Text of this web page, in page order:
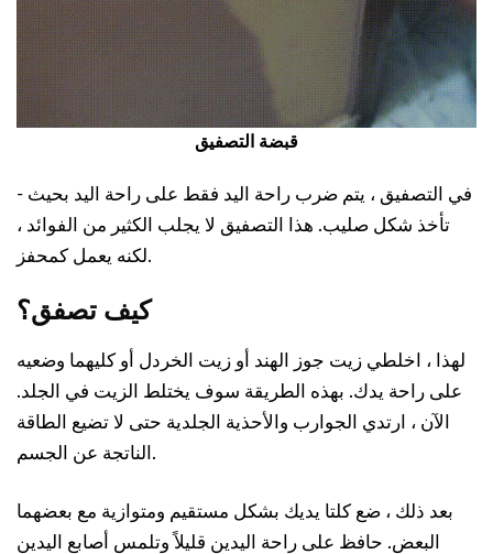
قبضة التصفيق
- في التصفيق ، يتم ضرب راحة اليد فقط على راحة اليد بحيث
تأخذ شكل صليب. هذا التصفيق لا يجلب الكثير من الفوائد ،
لكنه يعمل كمحفز.
كيف تصفق؟
لهذا ، اخلطي زيت جوز الهند أو زيت الخردل أو كليهما وضعيه
على راحة يدك. بهذه الطريقة سوف يختلط الزيت في الجلد.
الآن ، ارتدي الجوارب والأحذية الجلدية حتى لا تضيع الطاقة
الناتجة عن الجسم.
بعد ذلك ، ضع كلتا يديك بشكل مستقيم ومتوازية مع بعضهما
البعض. حافظ على راحة اليدين قليلاً وتلمس أصابع اليدين